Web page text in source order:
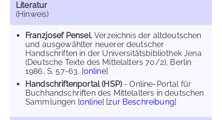
Literatur
(Hinweis)
Franzjosef Pensel, Verzeichnis der altdeutschen
und ausgewählter neuerer deutscher
Handschriften in der Universitätsbibliothek Jena
(Deutsche Texte des Mittelalters 70/2), Berlin
1986, S. 57-63. [online]
Handschriftenportal (HSP)- Online-Portal für
Buchhandschriften des Mittelalters in deutschen
Sammlungen [online] [zur Beschreibung]